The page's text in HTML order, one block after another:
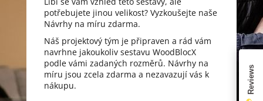
potřebujete jinou velikost? Vyzkoušejte naše
Návrhy na míru zdarma.
Náš projektový tým je připraven a rád vám
navrhne jakoukoliv sestavu WoodBlocX
podle vámi zadaných rozměrů. Návrhy na
míru jsou zcela zdarma a nezavazují vás k
nákupu.